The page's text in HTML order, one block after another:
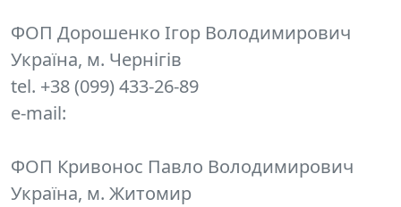
ФОП Дорошенко Ігор Володимирович
Україна, м. Чернігів
tel. +38 (099) 433-26-89
e-mail:
ФОП Кривонос Павло Володимирович
Україна, м. Житомир